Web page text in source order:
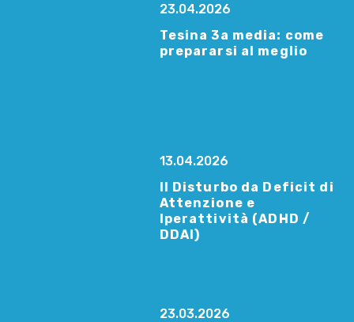
23.04.2026
Tesina 3a media: come
prepararsi al meglio
13.04.2026
Il Disturbo da Deficit di
Attenzione e
Iperattività (ADHD /
DDAI)
23.03.2026